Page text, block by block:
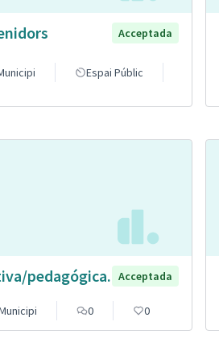
Acceptada
Espai Públic
pedagógica. Acceptada
0 0